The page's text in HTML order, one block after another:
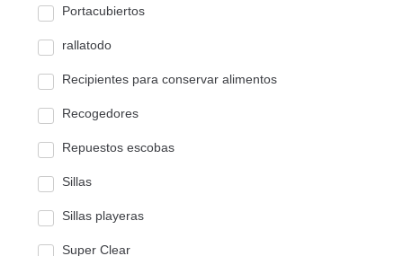
Portacubiertos
rallatodo
Recipientes para conservar alimentos
Recogedores
Repuestos escobas
Sillas
Sillas playeras
Super Clear